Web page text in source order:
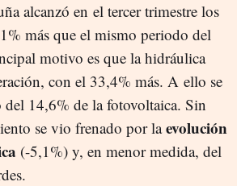
alcanzó en el tercer trimestre los
más que el mismo periodo del
motivo es que la hidráulica
con el 33,4% más. A ello se
del 14,6% de la fotovoltaica. Sin
se vio frenado por laevolución
(-5,1%) y, en menor medida, del